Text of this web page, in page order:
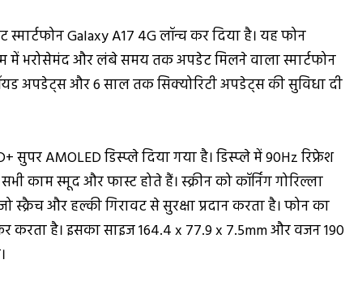
स्मार्टफोन Galaxy A17 4G लॉन्च कर दिया है। यह फोन
में भरोसेमंद और लंबे समय तक अपडेट मिलने वाला स्मार्टफोन
अपडेट्स और 6 साल तक सिक्योरिटी अपडेट्स की सुविधा दी
AMOLED डिस्प्ले दिया गया है। डिस्प्ले में 90Hz रिफ्रेश
काम स्मूद और फास्ट होते हैं। स्क्रीन को कॉर्निंग गोरिल्ला
स्क्रैच और हल्की गिरावट से सुरक्षा प्रदान करता है। फोन का
करता है। इसका साइज 164.4 x 77.9 x 7.5mm और वजन 190